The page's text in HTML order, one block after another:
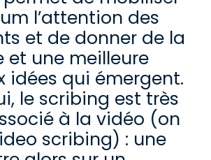
l’attention des
et de donner de la
et une meilleure
idées qui émergent.
le scribing est très
à la vidéo (on
scribing) : une